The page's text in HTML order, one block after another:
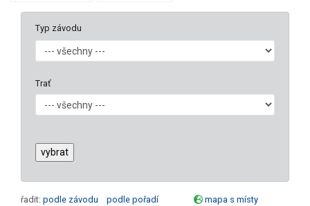
Typ závodu
Trať
řadit: podle závodu podle pořadí
mapa s místy